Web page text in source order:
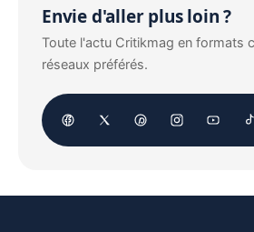
Envie d'aller plus loin ?
Toute l'actu Critikmag en formats
réseaux préférés.